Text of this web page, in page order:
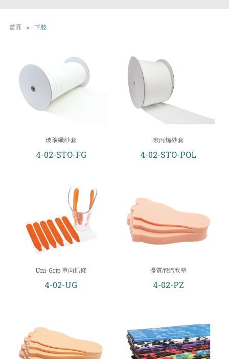
首頁 下肢
玻璃纖紗套
4-02-STO-FG
聚丙烯紗套
4-02-STO-POL
Uni-Grip 單向抓條
4-02-UG
優質泡綿軟墊
4-02-PZ